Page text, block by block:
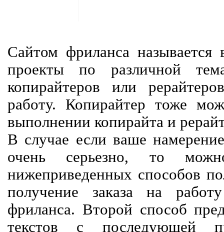
Сайтом фриланса называется
проекты по различной
копирайтеров или
работу. Копирайтер тоже
выполнении копирайта и
В случае если ваше
очень серьезно, то
нижеприведенных способов
получение заказа на
фриланса. Второй способ
текстов с последующей